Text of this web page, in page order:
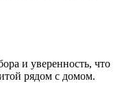
и уверенность, что
рядом с домом.